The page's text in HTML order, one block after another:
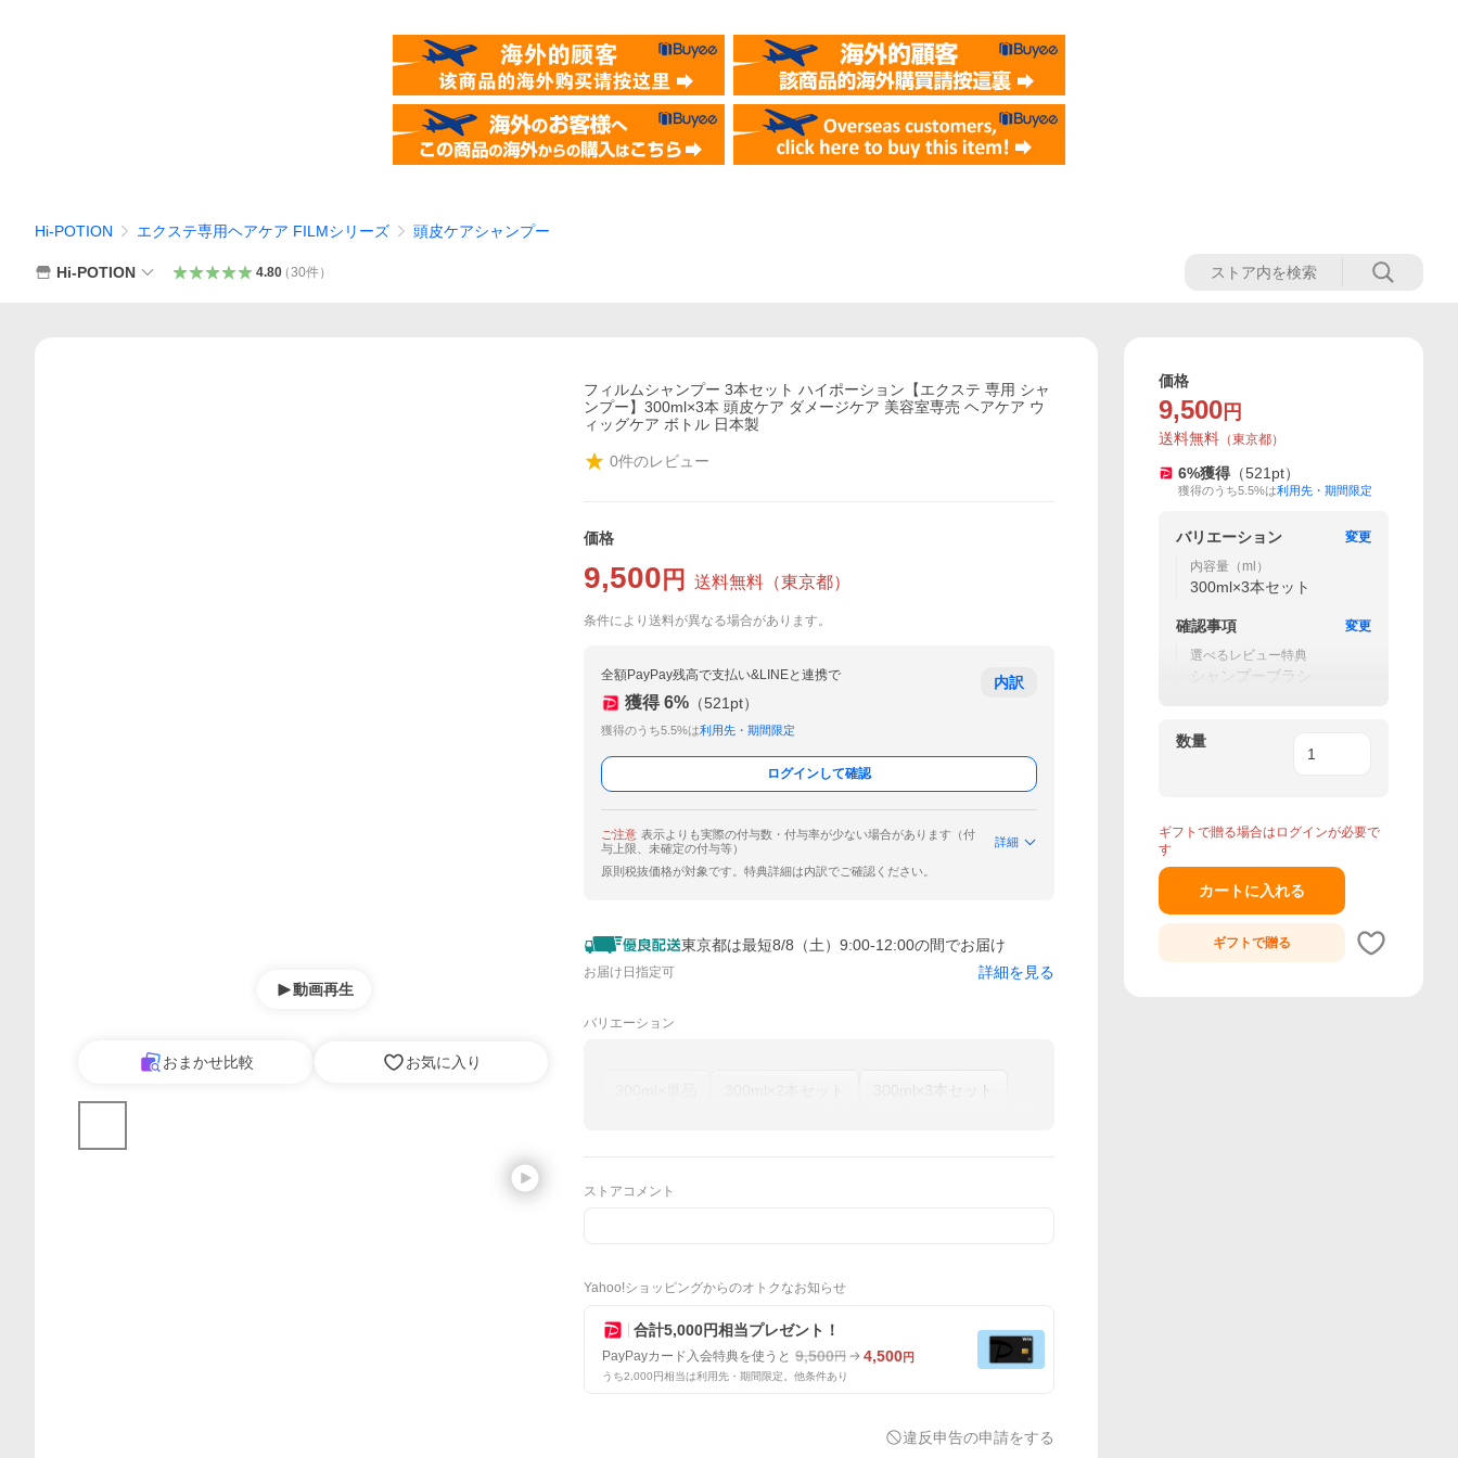
Hi-POTION エクステ専用ヘアケア FILMシリーズ 頭皮ケアシャンプー
Hi-POTION 4.80（30件）
動画再生
おまかせ比較 お気に入り
フィルムシャンプー 3本セット ハイポーション【エクステ 専用 シャ
ンプー】300ml×3本 頭皮ケア ダメージケア 美容室専売 ヘアケア ウ
ィッグケア ボトル 日本製
0件のレビュー
価格
9,500 円 送料無料 （東京都）
条件により送料が異なる場合があります。
全額PayPay残高で支払い&LINEと連携で
獲得 6% （521 pt）
獲得のうち5.5%は利用先・期間限定
内訳
ログインして確認
ご注意 表示よりも実際の付与数・付与率が少ない場合があります（付
与上限、未確定の付与等）
詳細
原則税抜価格が対象です。特典詳細は内訳でご確認ください。
東京都は最短8/8（土）9:00-12:00の間でお届け
お届け日指定可 詳細を見る
バリエーション
300ml×3本セット
ストアコメント
Yahoo!ショッピングからのオトクなお知らせ
合計5,000円相当プレゼント！
PayPayカード入会特典を使うと 9,500円 4,500円
うち2,000円相当は利用先・期間限定。他条件あり
違反申告の申請をする
価格
9,500 円
送料無料 （東京都）
6%獲得 （521 pt）
獲得のうち5.5%は利用先・期間限定
バリエーション
変更
内容量（ml）
300ml×3本セット
確認事項
変更
選べるレビュー特典
シャンプーブラシ
数量
ギフトで贈る場合はログインが必要で
す
カートに入れる
ギフトで贈る